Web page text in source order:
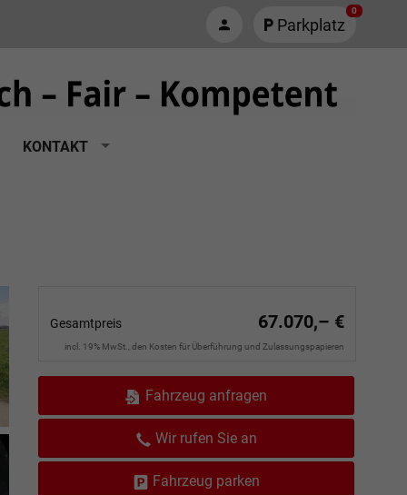
Parkplatz
0
KONTAKT
Gesamtpreis 67.070,– €
incl. 19% MwSt., den Kosten für Überführung und Zulassungspapieren
Fahrzeug anfragen
Wir rufen Sie an
Fahrzeug parken